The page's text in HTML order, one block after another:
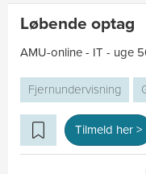
Løbende optag
AMU-online - IT - uge
Fjernundervisning
Tilmeld her >